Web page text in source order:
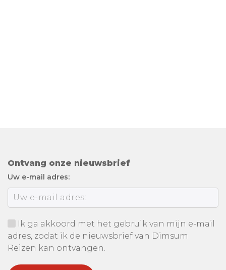
Ontvang onze nieuwsbrief
Uw e-mail adres:
Ik ga akkoord met het gebruik van mijn e-mail
adres, zodat ik de nieuwsbrief van Dimsum
Reizen kan ontvangen.